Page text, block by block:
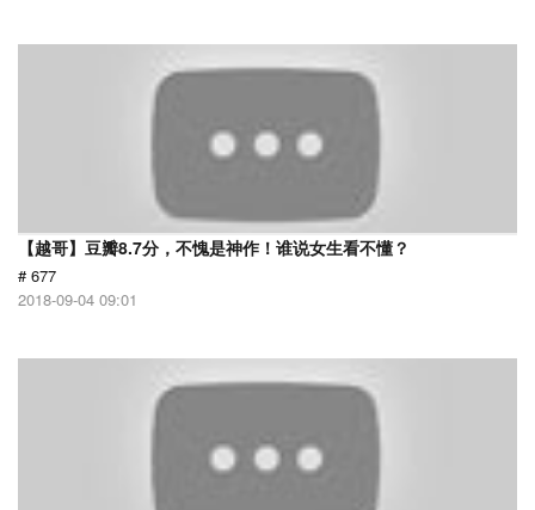
【越哥】豆瓣8.7分，不愧是神作！谁说女生看不懂？
# 677
2018-09-04 09:01